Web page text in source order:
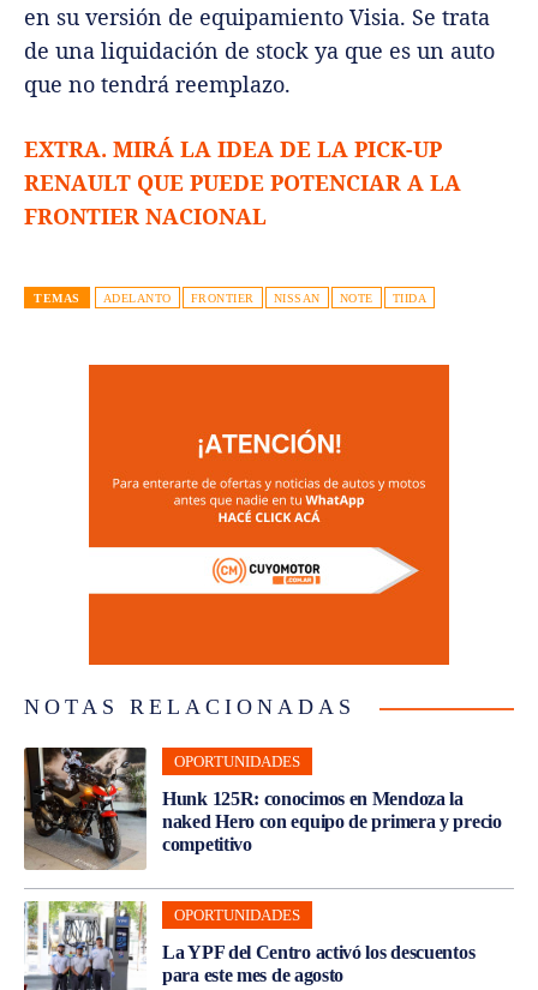
en su versión de equipamiento Visia. Se trata
de una liquidación de stock ya que es un auto
que no tendrá reemplazo.
EXTRA. MIRÁ LA IDEA DE LA PICK-UP
RENAULT QUE PUEDE POTENCIAR A LA
FRONTIER NACIONAL
TEMAS ADELANTO FRONTIER NISSAN NOTE TIIDA
NOTAS RELACIONADAS
OPORTUNIDADES
Hunk 125R: conocimos en Mendoza la
naked Hero con equipo de primera y precio
competitivo
OPORTUNIDADES
La YPF del Centro activó los descuentos
para este mes de agosto